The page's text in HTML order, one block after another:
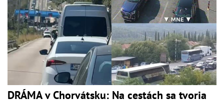
DRÁMA v Chorvátsku: Na cestách sa tvoria